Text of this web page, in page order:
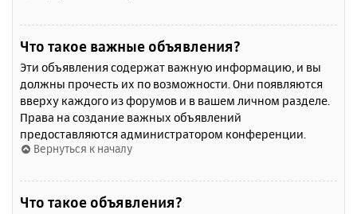
Что такое важные объявления?
Эти объявления содержат важную информацию, и вы
должны прочесть их по возможности. Они появляются
вверху каждого из форумов и в вашем личном разделе.
Права на создание важных объявлений
предоставляются администратором конференции.
Вернуться к началу
Что такое объявления?